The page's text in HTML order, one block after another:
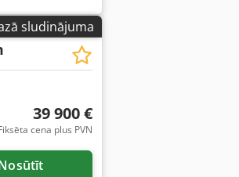
sludinājuma
39 900 €
cena plus PVN